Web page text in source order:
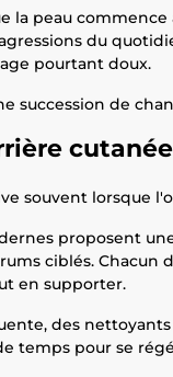
la peau commence
du
pourtant doux.
succession de
souvent lorsque
proposent
ciblés.
en supporter.
des
temps pour se